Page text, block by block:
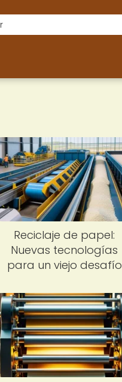
Reciclaje de papel:
Nuevas tecnologías
para un viejo desafío